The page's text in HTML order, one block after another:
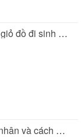
Bí quyết chuẩn bị giỏ đồ đi sinh mùa...
Tìm hiểu nguyên nhân và cách chữa cứt trâu...